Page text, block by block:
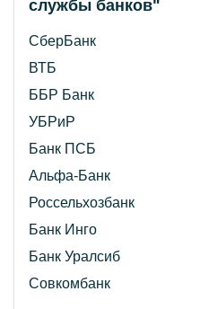
службы банков"
СберБанк
ВТБ
ББР Банк
УБРиР
Банк ПСБ
Альфа-Банк
Россельхозбанк
Банк Инго
Банк Уралсиб
Совкомбанк